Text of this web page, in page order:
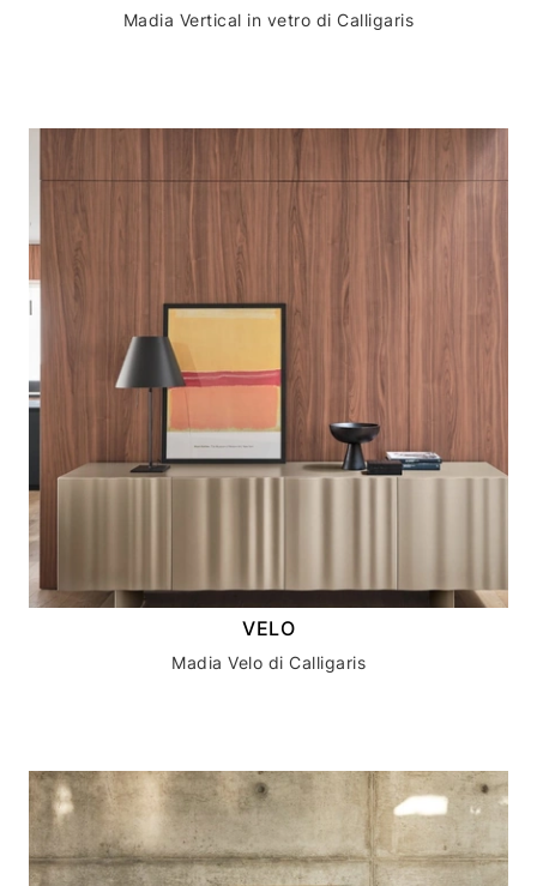
Madia Vertical in vetro di Calligaris
VELO
Madia Velo di Calligaris